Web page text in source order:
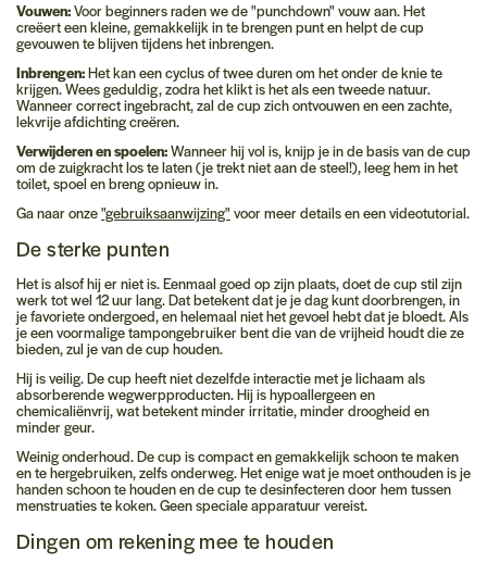
Vouwen:Voor beginners raden we de "punchdown" vouw aan. Het
creëert een kleine, gemakkelijk in te brengen punt en helpt de cup
gevouwen te blijven tijdens het inbrengen.
Inbrengen:Het kan een cyclus of twee duren om het onder de knie te
krijgen. Wees geduldig, zodra het klikt is het als een tweede natuur.
Wanneer correct ingebracht, zal de cup zich ontvouwen en een zachte,
lekvrije afdichting creëren.
Verwijderen en spoelen:Wanneer hij vol is, knijp je in de basis van de cup
om de zuigkracht los te laten (je trekt niet aan de steel!), leeg hem in het
toilet, spoel en breng opnieuw in.
Ga naar onze"gebruiksaanwijzing" voor meer details en een videotutorial.
De sterke punten
Het is alsof hij er niet is.Eenmaal goed op zijn plaats, doet de cup stil zijn
werk tot wel 12 uur lang. Dat betekent dat je je dag kunt doorbrengen, in
je favoriete ondergoed, en helemaal niet het gevoel hebt dat je bloedt. Als
je een voormalige tampongebruiker bent die van de vrijheid houdt die ze
bieden, zul je van de cup houden.
Hij is veilig.De cup heeft niet dezelfde interactie met je lichaam als
absorberende wegwerpproducten. Hij is hypoallergeen en
chemicaliënvrij, wat betekent minder irritatie, minder droogheid en
minder geur.
Weinig onderhoud.De cup is compact en gemakkelijk schoon te maken
en te hergebruiken, zelfs onderweg. Het enige wat je moet onthouden is je
handen schoon te houden en de cup te desinfecteren door hem tussen
menstruaties te koken. Geen speciale apparatuur vereist.
Dingen om rekening mee te houden